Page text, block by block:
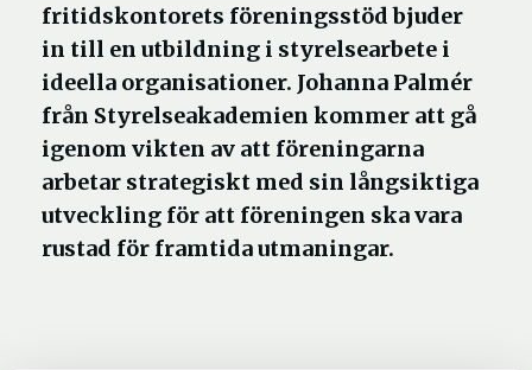
fritidskontorets föreningsstöd bjuder
in till en utbildning i styrelsearbete i
ideella organisationer. Johanna Palmér
från Styrelseakademien kommer att gå
igenom vikten av att föreningarna
arbetar strategiskt med sin långsiktiga
utveckling för att föreningen ska vara
rustad för framtida utmaningar.